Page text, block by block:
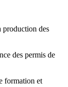
production des
des permis de
formation et